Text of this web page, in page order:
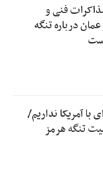
فنی و
درباره تنگه
با آمریکا نداریم/
تنگه هرمز